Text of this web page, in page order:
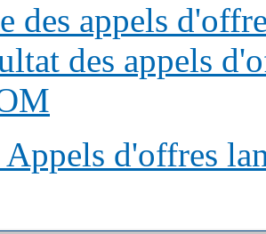
des appels
des appels
Appels d'offres